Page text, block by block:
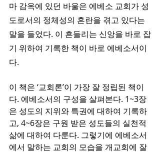
마 감옥에 있던 바울은 에베소 교회가 성
도로서의 정체성의 혼란을 겪고 있다는
말을 들었다. 이 흔들리는 신앙을 바로 잡
기 위하여 기록한 책이 바로 에베소서이
다.
이 책은 ‘교회론’이 가장 잘 정립된 책이
다. 에베소서의 구성을 살펴본다. 1~3장
은 성도의 지위와 특권에 대하여 기록하
고, 4~6장은 구원 받은 성도들의 실천적
삶에 대하여 다룬다. 그렇기에 에베소서
에서 말하는 교회의 모습을 개교회에 잘